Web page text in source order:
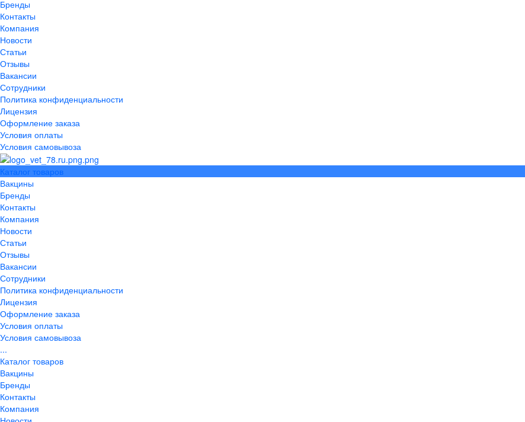
Бренды
Контакты
Компания
Новости
Статьи
Отзывы
Вакансии
Сотрудники
Политика конфиденциальности
Лицензия
Оформление заказа
Условия оплаты
Условия самовывоза
Каталог товаров
Вакцины
Бренды
Контакты
Компания
Новости
Статьи
Отзывы
Вакансии
Сотрудники
Политика конфиденциальности
Лицензия
Оформление заказа
Условия оплаты
Условия самовывоза
...
Каталог товаров
Вакцины
Бренды
Контакты
Компания